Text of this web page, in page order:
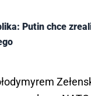
Putin chce